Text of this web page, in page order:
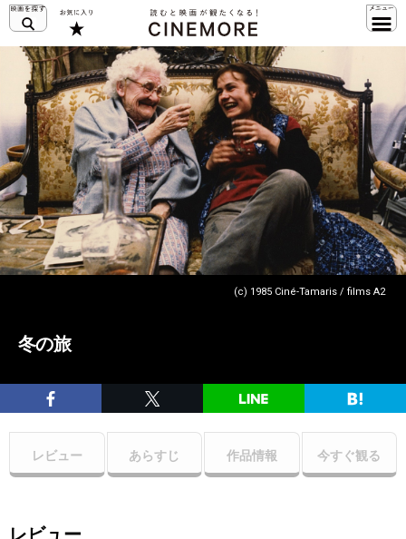
(c) 1985 Ciné-Tamaris / films A2
冬の旅
レビュー あらすじ 作品情報 今すぐ観る
レビュー